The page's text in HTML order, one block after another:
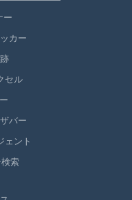
ー
カー
セル
バー
ェント
索